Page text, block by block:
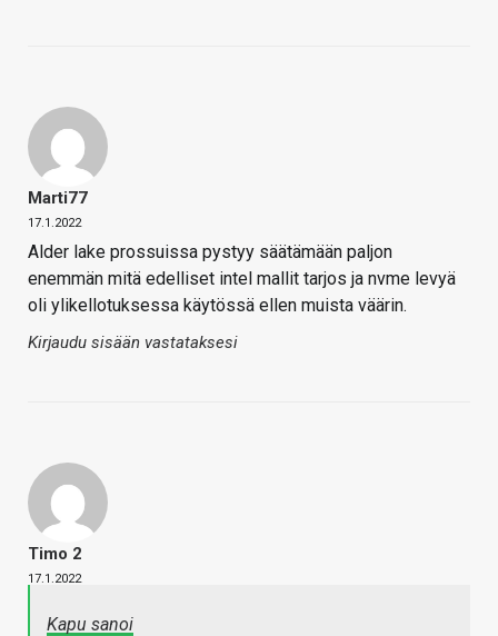
Marti77
17.1.2022
Alder lake prossuissa pystyy säätämään paljon
enemmän mitä edelliset intel mallit tarjos ja nvme levyä
oli ylikellotuksessa käytössä ellen muista väärin.
Kirjaudu sisään vastataksesi
Timo 2
17.1.2022
Kapu sanoi